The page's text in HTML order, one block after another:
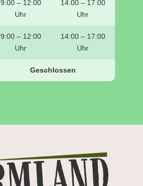
9:00 – 12:00
Uhr
14:00 – 17:00
Uhr
9:00 – 12:00
Uhr
14:00 – 17:00
Uhr
Geschlossen